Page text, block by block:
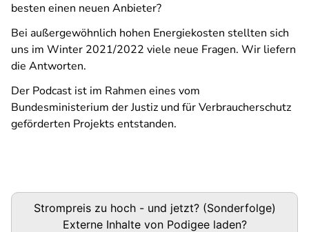
besten einen neuen Anbieter?
Bei außergewöhnlich hohen Energiekosten stellten sich
uns im Winter 2021/2022 viele neue Fragen. Wir liefern
die Antworten.
Der Podcast ist im Rahmen eines vom
Bundesministerium der Justiz und für Verbraucherschutz
geförderten Projekts entstanden.
Podigee-Strompreis zu hoch - und jetzt? (Sonderfolge)
Externe Inhalte von Podigeeladen?